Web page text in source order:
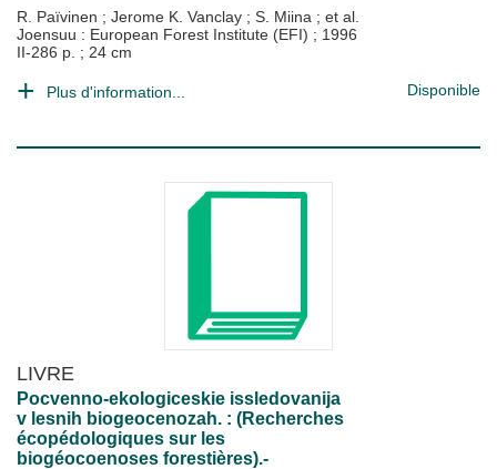
R. Païvinen ; Jerome K. Vanclay ; S. Miina ; et al.
Joensuu : European Forest Institute (EFI) ; 1996
II-286 p. ; 24 cm
Plus d'information... Disponible
LIVRE
Pocvenno-ekologiceskie issledovanija
v lesnih biogeocenozah. : (Recherches
écopédologiques sur les
biogéocoenoses forestières).-